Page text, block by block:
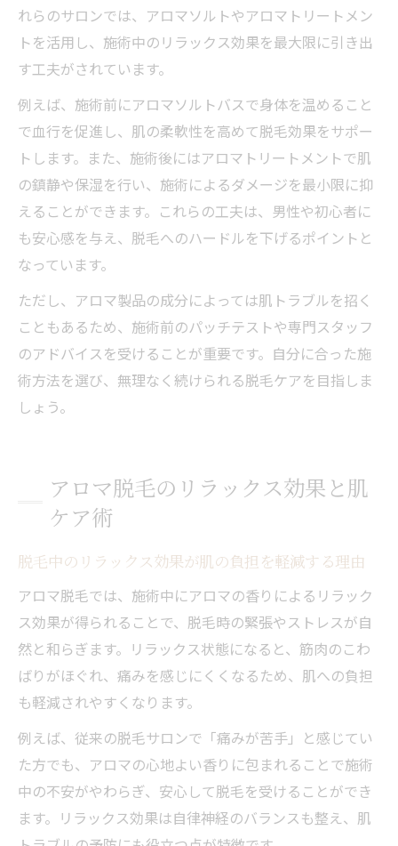
れらのサロンでは、アロマソルトやアロマトリートメン
トを活用し、施術中のリラックス効果を最大限に引き出
す工夫がされています。
例えば、施術前にアロマソルトバスで身体を温めること
で血行を促進し、肌の柔軟性を高めて脱毛効果をサポー
トします。また、施術後にはアロマトリートメントで肌
の鎮静や保湿を行い、施術によるダメージを最小限に抑
えることができます。これらの工夫は、男性や初心者に
も安心感を与え、脱毛へのハードルを下げるポイントと
なっています。
ただし、アロマ製品の成分によっては肌トラブルを招く
こともあるため、施術前のパッチテストや専門スタッフ
のアドバイスを受けることが重要です。自分に合った施
術方法を選び、無理なく続けられる脱毛ケアを目指しま
しょう。
アロマ脱毛のリラックス効果と肌
ケア術
脱毛中のリラックス効果が肌の負担を軽減する理由
アロマ脱毛では、施術中にアロマの香りによるリラック
ス効果が得られることで、脱毛時の緊張やストレスが自
然と和らぎます。リラックス状態になると、筋肉のこわ
ばりがほぐれ、痛みを感じにくくなるため、肌への負担
も軽減されやすくなります。
例えば、従来の脱毛サロンで「痛みが苦手」と感じてい
た方でも、アロマの心地よい香りに包まれることで施術
中の不安がやわらぎ、安心して脱毛を受けることができ
ます。リラックス効果は自律神経のバランスも整え、肌